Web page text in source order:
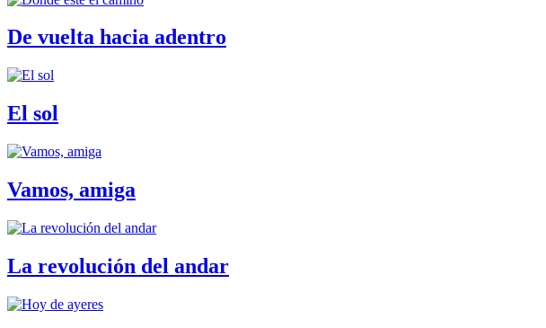
De vuelta hacia adentro
El sol
Vamos, amiga
La revolución del andar